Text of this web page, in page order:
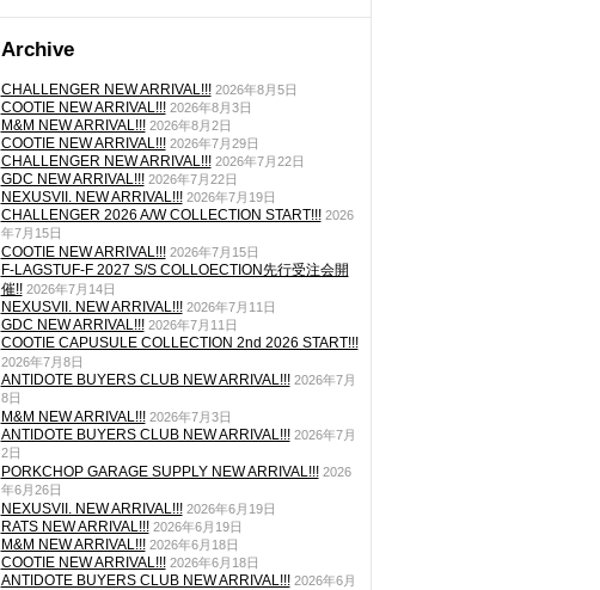
Archive
CHALLENGER NEW ARRIVAL!!! 2026年8月5日
COOTIE NEW ARRIVAL!!! 2026年8月3日
M&M NEW ARRIVAL!!! 2026年8月2日
COOTIE NEW ARRIVAL!!! 2026年7月29日
CHALLENGER NEW ARRIVAL!!! 2026年7月22日
GDC NEW ARRIVAL!!! 2026年7月22日
NEXUSVII. NEW ARRIVAL!!! 2026年7月19日
CHALLENGER 2026 A/W COLLECTION START!!! 2026
年7月15日
COOTIE NEW ARRIVAL!!! 2026年7月15日
F-LAGSTUF-F 2027 S/S COLLOECTION先行受注会開
催!! 2026年7月14日
NEXUSVII. NEW ARRIVAL!!! 2026年7月11日
GDC NEW ARRIVAL!!! 2026年7月11日
COOTIE CAPUSULE COLLECTION 2nd 2026 START!!!
2026年7月8日
ANTIDOTE BUYERS CLUB NEW ARRIVAL!!! 2026年7月
8日
M&M NEW ARRIVAL!!! 2026年7月3日
ANTIDOTE BUYERS CLUB NEW ARRIVAL!!! 2026年7月
2日
PORKCHOP GARAGE SUPPLY NEW ARRIVAL!!! 2026
年6月26日
NEXUSVII. NEW ARRIVAL!!! 2026年6月19日
RATS NEW ARRIVAL!!! 2026年6月19日
M&M NEW ARRIVAL!!! 2026年6月18日
COOTIE NEW ARRIVAL!!! 2026年6月18日
ANTIDOTE BUYERS CLUB NEW ARRIVAL!!! 2026年6月